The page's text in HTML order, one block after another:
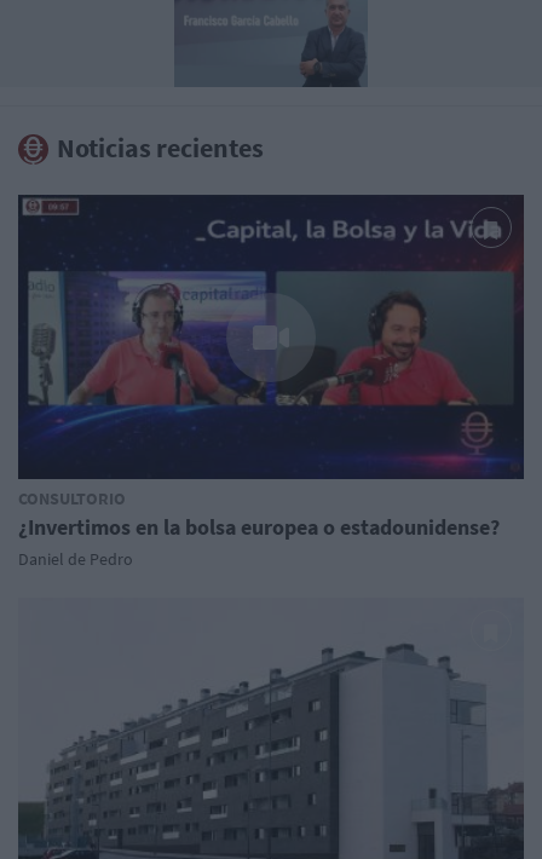
Noticias recientes
CONSULTORIO
¿Invertimos en la bolsa europea o estadounidense?
Daniel de Pedro